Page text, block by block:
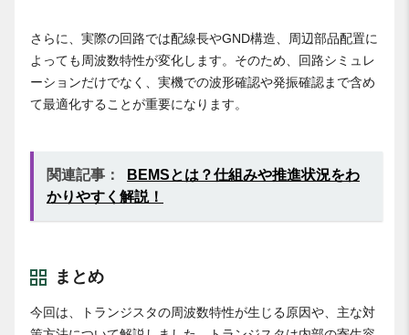
さらに、実際の回路では配線長やGND構造、周辺部品配置に
よっても周波数特性が変化します。そのため、回路シミュレ
ーションだけでなく、実機での波形確認や発振確認まで含め
て最適化することが重要になります。
関連記事：
BEMSとは？仕組みや推進状況をわ
かりやすく解説！
まとめ
今回は、トランジスタの周波数特性が生じる原因や、主な対